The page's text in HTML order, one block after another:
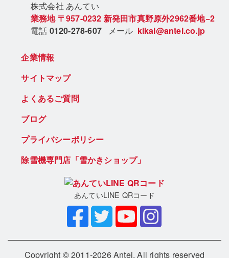
株式会社 あんてい
業務地 〒957-0232 新発田市真野原外2962番地−2
電話 0120-278-607 メール kikai@antei.co.jp
企業情報
サイトマップ
よくあるご質問
ブログ
プライバシーポリシー
除雪機専門店「雪かきショップ」
あんていLINE QRコード
Copyright © 2011-2026 Antei. All rights reserved